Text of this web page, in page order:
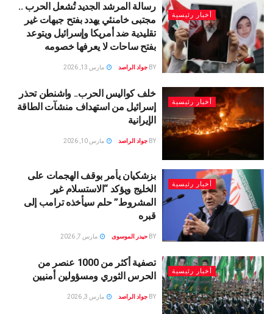
أخبار رئيسية
رسالة المرشد الجديد تُشعل الحرب ..
مجتبى خامنئي يهدد بفتح جبهات غير
تقليدية ضد أمريكا وإسرائيل ويتوعد
بفتح ساحات لا يعرفها خصومه
BY جواد الراصد مارس 13, 2026
أخبار رئيسية
خلف كواليس الحرب.. واشنطن تحذر
إسرائيل من استهداف منشآت الطاقة
الإيرانية
BY جواد الراصد مارس 10, 2026
أخبار رئيسية
بزشكيان يأمر بوقف الهجمات على
الخليج ويؤكد “الاستسلام غير
المشروط” حلم سيأخذه ترامب إلى
قبره
BY حيدر الموسوى مارس 7, 2026
أخبار رئيسية
تصفية أكثر من 1000 عنصر من
الحرس الثوري ومسؤولين أمنيين
BY جواد الراصد مارس 3, 2026